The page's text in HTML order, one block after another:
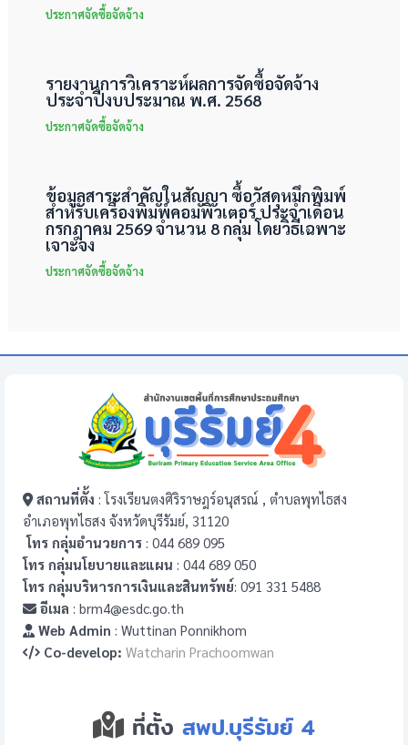
ประกาศจัดซื้อจัดจ้าง
รายงานการวิเคราะห์ผลการจัดซื้อจัดจ้าง
ประจำปีงบประมาณ พ.ศ. 2568
ประกาศจัดซื้อจัดจ้าง
ข้อมูลสาระสำคัญในสัญญา ซื้อวัสดุหมึกพิมพ์
สำหรับเครื่องพิมพ์คอมพิวเตอร์ ประจำเดือน
กรกฎาคม 2569 จำนวน 8 กลุ่ม โดยวิธีเฉพาะ
เจาะจง
ประกาศจัดซื้อจัดจ้าง
สถานที่ตั้ง : โรงเรียนตงศิริราษฎร์อนุสรณ์ , ตำบลพุทไธสง
อำเภอพุทไธสง จังหวัดบุรีรัมย์, 31120
โทร กลุ่มอำนวยการ : 044 689 095
โทร กลุ่มนโยบายและแผน : 044 689 050
โทร กลุ่มบริหารการเงินและสินทรัพย์: 091 331 5488
อีเมล : brm4@esdc.go.th
Web Admin : Wuttinan Ponnikhom
Co-develop: Watcharin Prachoomwan
ที่ตั้ง สพป.บุรีรัมย์ 4